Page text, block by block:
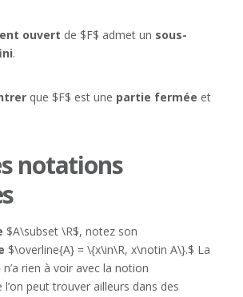
ouvert de $F$ admet un sous-
.
que $F$ est une partie fermée et
notations
$A\subset \R$, notez son
$\overline{A} = \{x\in\R, x\notin A\}.$ La
rien à voir avec la notion
l’on peut trouver ailleurs dans des